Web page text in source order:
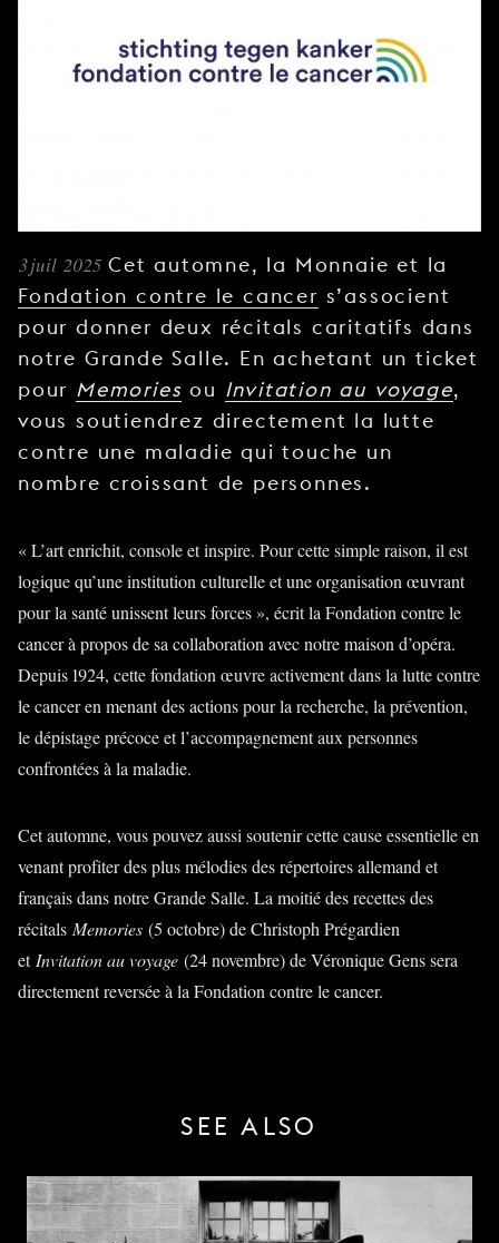
PUBLIC
3 juil 2025 Cet automne, la Monnaie et la
Fondation contre le cancer s’associent
pour donner deux récitals caritatifs dans
notre Grande Salle. En achetant un ticket
pour Memories ou Invitation au voyage,
vous soutiendrez directement la lutte
contre une maladie qui touche un
nombre croissant de personnes.
« L’art enrichit, console et inspire. Pour cette simple raison, il est
logique qu’une institution culturelle et une organisation œuvrant
pour la santé unissent leurs forces », écrit la Fondation contre le
cancer à propos de sa collaboration avec notre maison d’opéra.
Depuis 1924, cette fondation œuvre activement dans la lutte contre
le cancer en menant des actions pour la recherche, la prévention,
le dépistage précoce et l’accompagnement aux personnes
confrontées à la maladie.
Cet automne, vous pouvez aussi soutenir cette cause essentielle en
venant profiter des plus mélodies des répertoires allemand et
français dans notre Grande Salle. La moitié des recettes des
récitals Memories (5 octobre) de Christoph Prégardien
et Invitation au voyage (24 novembre) de Véronique Gens sera
directement reversée à la Fondation contre le cancer.
SEE ALSO